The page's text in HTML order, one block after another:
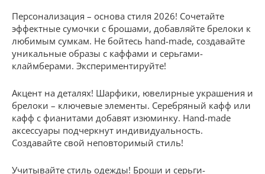
Персонализация – основа стиля 2026! Сочетайте
эффектные сумочки с брошами, добавляйте брелоки к
любимым сумкам. Не бойтесь hand-made, создавайте
уникальные образы с каффами и серьгами-
клаймберами. Экспериментируйте!
Акцент на деталях! Шарфики, ювелирные украшения и
брелоки – ключевые элементы. Серебряный кафф или
кафф с фианитами добавят изюминку. Hand-made
аксессуары подчеркнут индивидуальность.
Создавайте свой неповторимый стиль!
Учитывайте стиль одежды! Броши и серьги-